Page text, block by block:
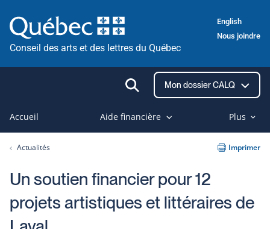
au
contenu
Conseil des arts et des lettres du Québec
English
Nous joindre
Ouvrir
la
recherche
Mon dossier CALQ
Accueil Aide financière Plus
Actualités Imprimer
Un soutien financier pour 12
projets artistiques et littéraires de